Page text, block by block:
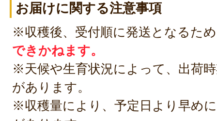
お届けに関する注意事項
※収穫後、受付順に発送となるため
できかねます。
※天候や生育状況によって、出荷
があります。
※収穫量により、予定日より早め